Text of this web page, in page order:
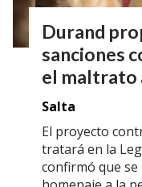
Durand
sanciones
el maltrato
Salta
El proyecto
tratará en la
confirmó que se